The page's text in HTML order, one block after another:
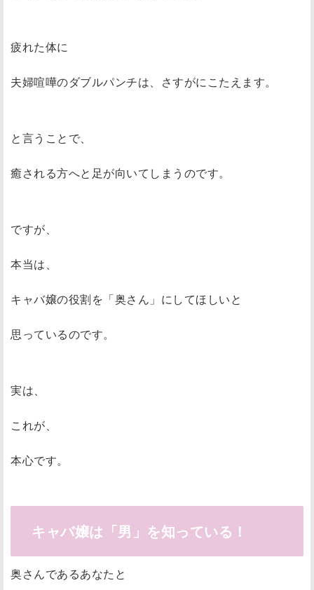
疲れた体に
夫婦喧嘩のダブルパンチは、さすがにこたえます。
と言うことで、
癒される方へと足が向いてしまうのです。
ですが、
本当は、
キャバ嬢の役割を「奥さん」にしてほしいと
思っているのです。
実は、
これが、
本心です。
キャバ嬢は「男」を知っている！
奥さんであるあなたと